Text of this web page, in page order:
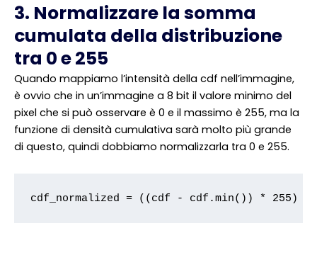
3. Normalizzare la somma
cumulata della distribuzione
tra 0 e 255
Quando mappiamo l’intensità della cdf nell’immagine,
è ovvio che in un’immagine a 8 bit il valore minimo del
pixel che si può osservare è 0 e il massimo è 255, ma la
funzione di densità cumulativa sarà molto più grande
di questo, quindi dobbiamo normalizzarla tra 0 e 255.
cdf_normalized = ((cdf - cdf.min()) * 255)